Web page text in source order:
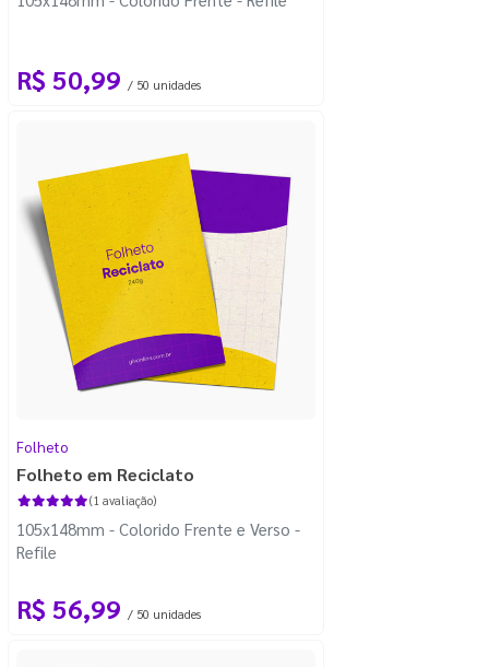
R$ 50,99 / 50 unidades
Folheto
Folheto em Reciclato
(1 avaliação)
105x148mm - Colorido Frente e Verso -
Refile
R$ 56,99 / 50 unidades